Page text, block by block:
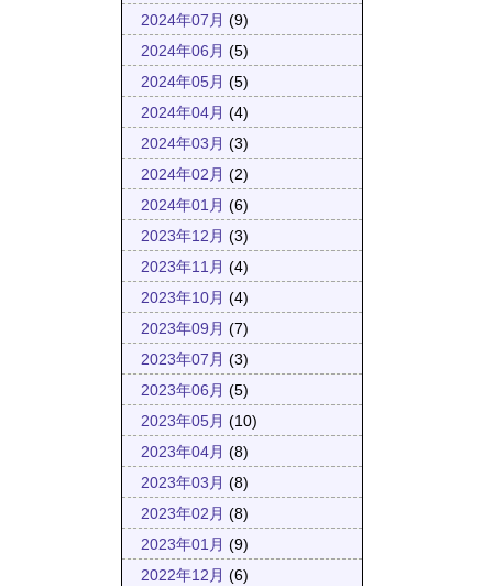
2024年07月 (9)
2024年06月 (5)
2024年05月 (5)
2024年04月 (4)
2024年03月 (3)
2024年02月 (2)
2024年01月 (6)
2023年12月 (3)
2023年11月 (4)
2023年10月 (4)
2023年09月 (7)
2023年07月 (3)
2023年06月 (5)
2023年05月 (10)
2023年04月 (8)
2023年03月 (8)
2023年02月 (8)
2023年01月 (9)
2022年12月 (6)